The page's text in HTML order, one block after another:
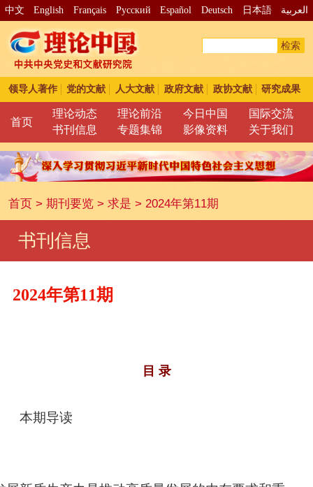
中文 English Français Pусский Español Deutsch 日本語 العربية
检索
领导人著作 党的文献 人大文献 政府文献 政协文献 研究成果
首页
理论动态 理论前沿 今日中国
国际交流
书刊信息
专题集锦 影像资料 关于我们
首页> 期刊要览> 求是 > 2024年第11期
书刊信息
2024年第11期
目 录
本期导读